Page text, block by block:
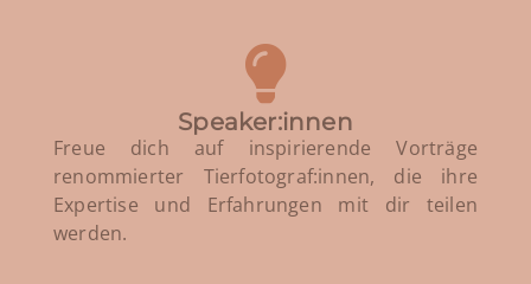
Speaker:innen
Freue dich auf inspirierende Vorträge
renommierter Tierfotograf:innen, die ihre
Expertise und Erfahrungen mit dir teilen
werden.